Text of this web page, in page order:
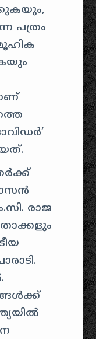
പത്രം
രാജ